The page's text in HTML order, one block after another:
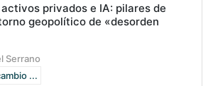
privados e IA: pilares de
geopolítico de «desorden
Serrano
...